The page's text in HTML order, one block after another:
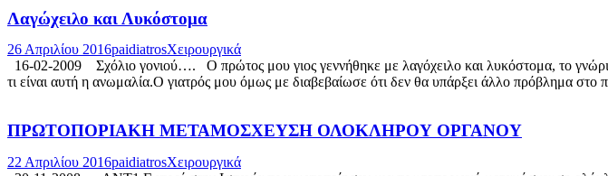
Λαγώχειλο και Λυκόστομα
26 Απριλίου 2016paidiatrosΧειρουργικά
16-02-2009 Σχόλιο γονιού…. Ο πρώτος μου γιος γεννήθηκε με λαγόχειλο και λυκόστομα, το
τι είναι αυτή η ανωμαλία.Ο γιατρός μου όμως με διαβεβαίωσε ότι δεν θα υπάρξει άλλο πρόβλημα στο
ΠΡΩΤΟΠΟΡΙΑΚΗ ΜΕΤΑΜΟΣΧΕΥΣΗ ΟΛΟΚΛΗΡΟΥ ΟΡΓΑΝΟΥ
22 Απριλίου 2016paidiatrosΧειρουργικά